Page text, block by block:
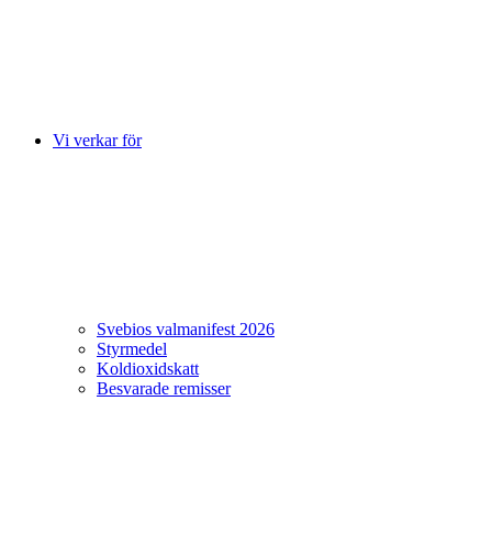
Vi verkar för
Svebios valmanifest 2026
Styrmedel
Koldioxidskatt
Besvarade remisser